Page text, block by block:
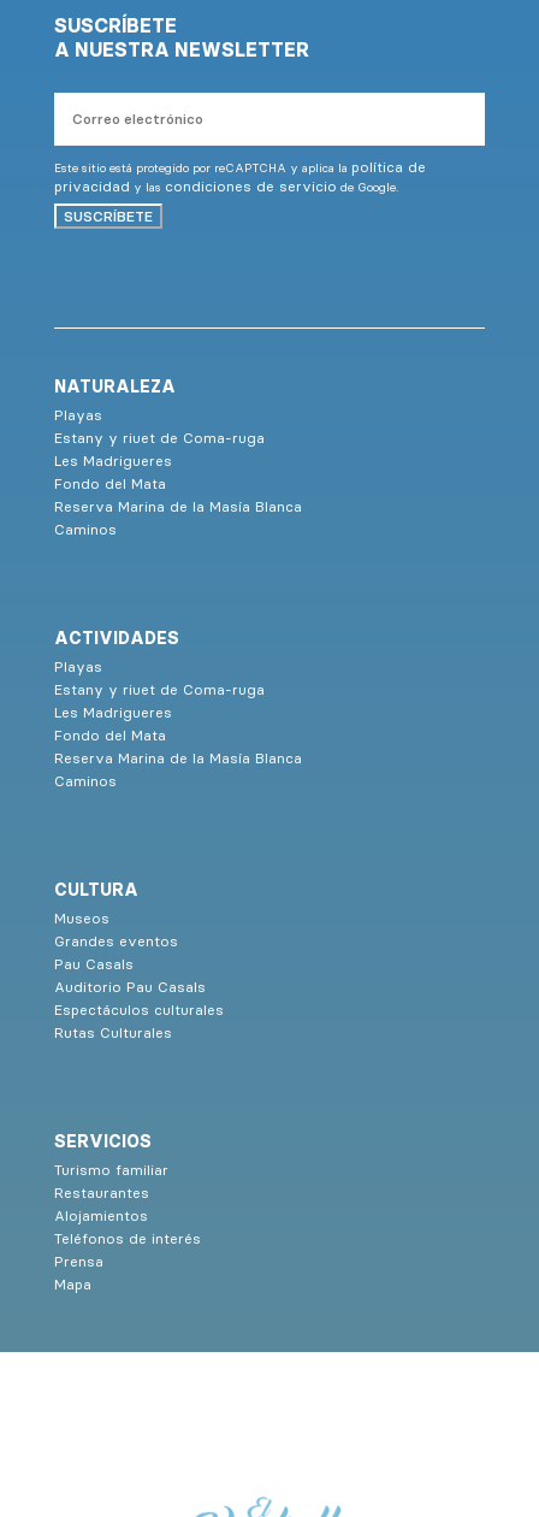
SUSCRÍBETE
A NUESTRA NEWSLETTER
electrónico
Este sitio está protegido por reCAPTCHA y aplica la política de
privacidad y las condiciones de servicio de Google.
SUSCRÍBETE
NATURALEZA
Playas
Estany y riuet de Coma-ruga
Les Madrigueres
Fondo del Mata
Reserva Marina de la Masía Blanca
Caminos
ACTIVIDADES
Playas
Estany y riuet de Coma-ruga
Les Madrigueres
Fondo del Mata
Reserva Marina de la Masía Blanca
Caminos
CULTURA
Museos
Grandes eventos
Pau Casals
Auditorio Pau Casals
Espectáculos culturales
Rutas Culturales
SERVICIOS
Turismo familiar
Restaurantes
Alojamientos
Teléfonos de interés
Prensa
Mapa